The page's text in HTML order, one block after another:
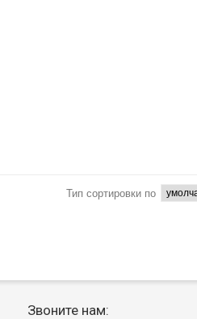
Тип сортировки по
Звоните нам: